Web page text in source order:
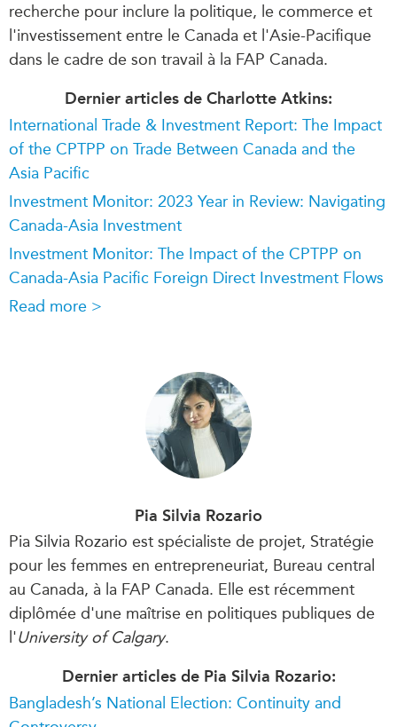
recherche pour inclure la politique, le commerce et
l'investissement entre le Canada et l'Asie-Pacifique
dans le cadre de son travail à la FAP Canada.
Dernier articles de Charlotte Atkins:
International Trade & Investment Report: The Impact
of the CPTPP on Trade Between Canada and the
Asia Pacific
Investment Monitor: 2023 Year in Review: Navigating
Canada-Asia Investment
Investment Monitor: The Impact of the CPTPP on
Canada-Asia Pacific Foreign Direct Investment Flows
Read more >
Pia Silvia Rozario
Pia Silvia Rozario est spécialiste de projet, Stratégie
pour les femmes en entrepreneuriat, Bureau central
au Canada, à la FAP Canada. Elle est récemment
diplômée d'une maîtrise en politiques publiques de
l'University of Calgary.
Dernier articles de Pia Silvia Rozario:
Bangladesh’s National Election: Continuity and